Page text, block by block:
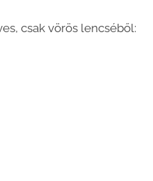
csak vörös lencséből: